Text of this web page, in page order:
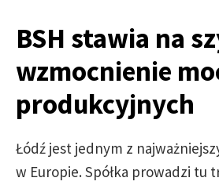
BSH stawia na
wzmocnienie
produkcyjnych
Łódź jest jednym z
w Europie. Spółka prowadzi tu